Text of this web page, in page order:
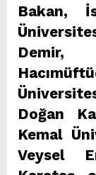
Bakan,
Demir,
Doğan
Kemal
Veysel